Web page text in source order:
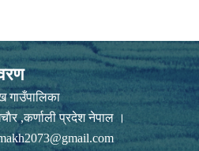
गाउँपालिका
,कर्णाली प्रदेश नेपाल ।